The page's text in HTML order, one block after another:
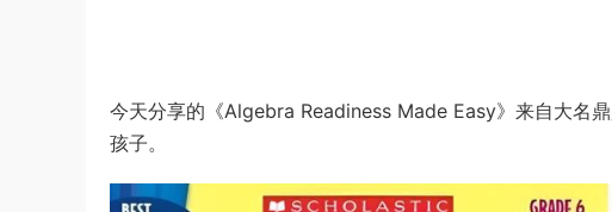
今天分享的《Algebra Readiness Made Easy》来自大名
孩子。